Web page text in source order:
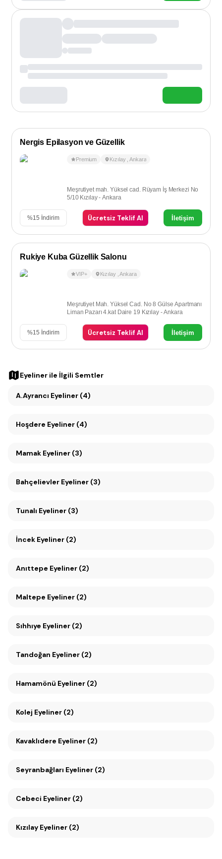
Nergis Epilasyon ve Güzellik
Premium Kızılay ,Ankara
Meşrutiyet mah. Yüksel cad. Rüyam İş Merkezi No
5/10 Kızılay - Ankara
%15 İndirim Ücretsiz Teklif Al İletişim
Rukiye Kuba Güzellik Salonu
VIP+ Kızılay ,Ankara
Meşrutiyet Mah. Yüksel Cad. No 8 Gülse Apartmanı
Liman Pazarı 4.kat Daire 19 Kızılay - Ankara
%15 İndirim Ücretsiz Teklif Al İletişim
Eyeliner ile İlgili Semtler
A.Ayrancı Eyeliner (4)
Hoşdere Eyeliner (4)
Mamak Eyeliner (3)
Bahçelievler Eyeliner (3)
Tunalı Eyeliner (3)
İncek Eyeliner (2)
Anıttepe Eyeliner (2)
Maltepe Eyeliner (2)
Sıhhıye Eyeliner (2)
Tandoğan Eyeliner (2)
Hamamönü Eyeliner (2)
Kolej Eyeliner (2)
Kavaklıdere Eyeliner (2)
Seyranbağları Eyeliner (2)
Cebeci Eyeliner (2)
Kızılay Eyeliner (2)